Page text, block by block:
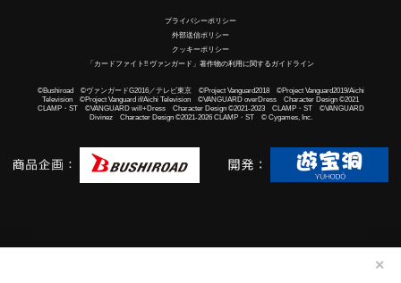
✕
プライバシーポリシー
外部送信ポリシー
クッキーポリシー
「カードファイト!! ヴァンガード」著作物の利用に関するガイドライン
©Bushiroad ©ヴァンガードG2016／テレビ東京 ©Project Vanguard2018 ©Project Vanguard2019/Aichi
Television ©Project Vanguard if/Aichi Television ©VANGUARD overDress Character Design ©2021
CLAMP・ST ©VANGUARD will+Dress Character Design ©2021-2023 CLAMP・ST ©VANGUARD
Divinez Character Design ©2021-2026 CLAMP・ST © Cygames, Inc.